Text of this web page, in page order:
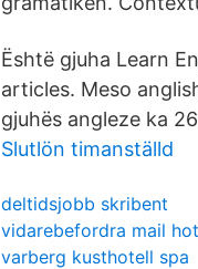
Është gjuha Learn
articles. Meso
gjuhës angleze ka
Slutlön timanställd
deltidsjobb skribent
vidarebefordra mail
varberg kusthotell spa